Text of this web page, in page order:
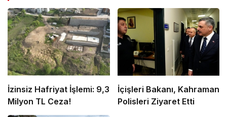
İzinsiz Hafriyat İşlemi: 9,3
Milyon TL Ceza!
İçişleri Bakanı, Kahraman
Polisleri Ziyaret Etti